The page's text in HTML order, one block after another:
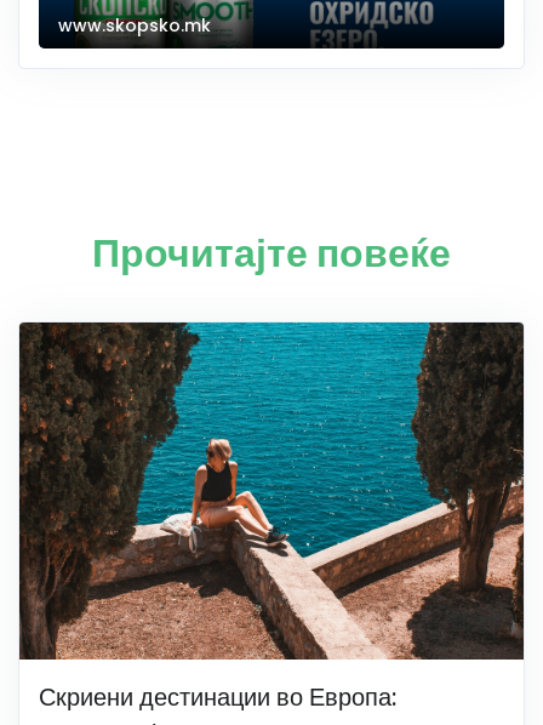
www.skopsko.mk
Прочитајте повеќе
Скриени дестинации во Европа: